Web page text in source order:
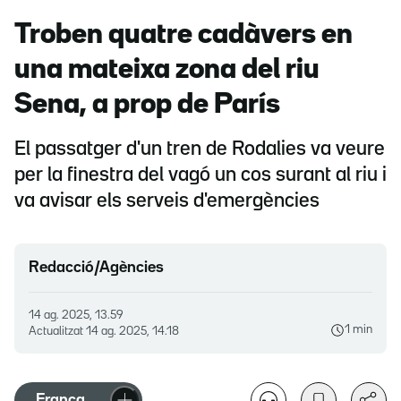
Troben quatre cadàvers en
una mateixa zona del riu
Sena, a prop de París
El passatger d'un tren de Rodalies va veure
per la finestra del vagó un cos surant al riu i
va avisar els serveis d'emergències
Redacció/Agències
14 ag. 2025, 13.59
Actualitzat 14 ag. 2025, 14.18 1 min